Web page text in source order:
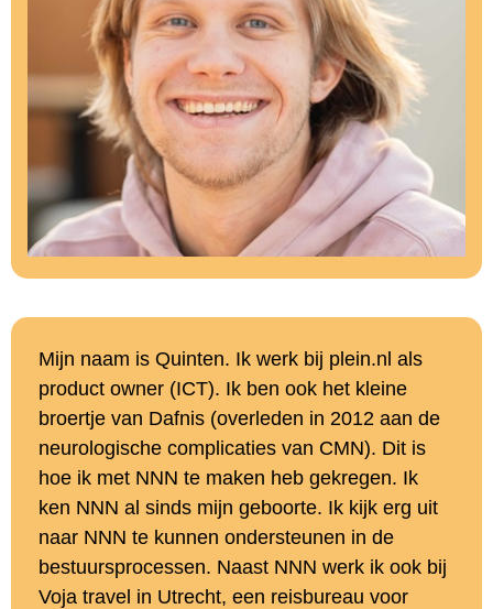
Mijn naam is Quinten. Ik werk bij plein.nl als
product owner (ICT). Ik ben ook het kleine
broertje van Dafnis (overleden in 2012 aan de
neurologische complicaties van CMN). Dit is
hoe ik met NNN te maken heb gekregen. Ik
ken NNN al sinds mijn geboorte. Ik kijk erg uit
naar NNN te kunnen ondersteunen in de
bestuursprocessen. Naast NNN werk ik ook bij
Voja travel in Utrecht, een reisbureau voor